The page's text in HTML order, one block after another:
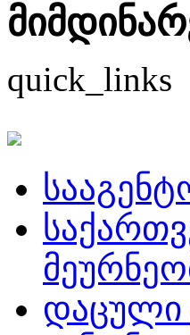
quick_links
დაცული